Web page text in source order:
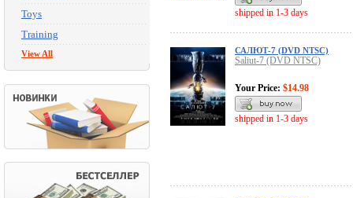
Toys
Training
View All
shipped in 1-3 days
САЛЮТ-7 (DVD NTSC)
Saliut-7 (DVD NTSC)
Your Price: $14.98
shipped in 1-3 days